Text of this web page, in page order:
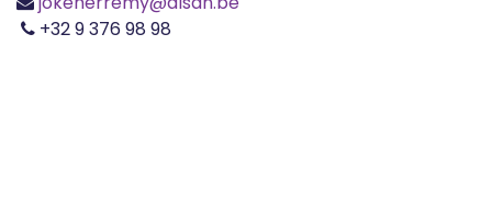
+32 9 376 98 98